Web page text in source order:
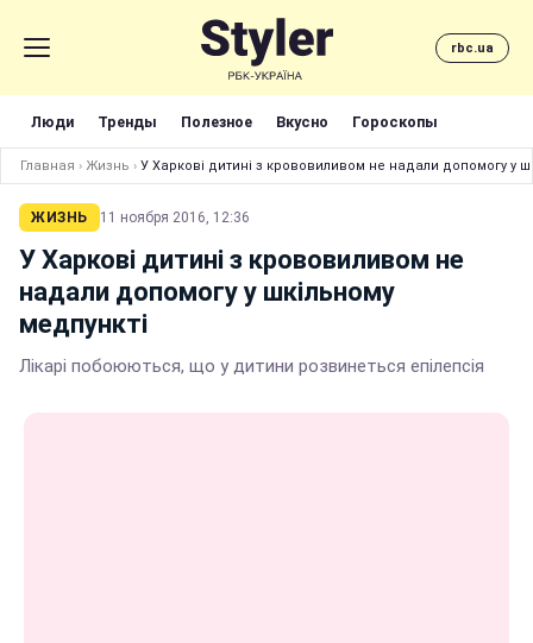
rbc.ua
Люди Тренды Полезное Вкусно Гороскопы
Главная › Жизнь › У Харкові дитині з крововиливом не надали допомогу у
ЖИЗНЬ 11 ноября 2016, 12:36
У Харкові дитині з крововиливом не
надали допомогу у шкільному
медпункті
Лікарі побоюються, що у дитини розвинеться епілепсія